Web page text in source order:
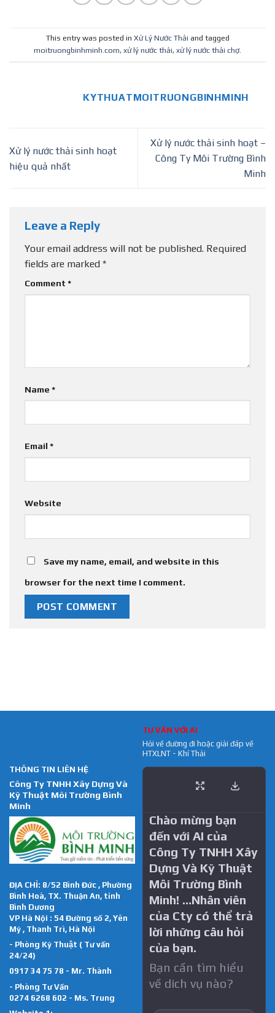
This entry was posted in Xử Lý Nước Thải and tagged
moitruongbinhminh.com, xử lý nước thải, xử lý nước thải chợ.
KYTHUATMOITRUONGBINHMINH
Xử lý nước thải sinh hoạt
hiệu quả nhất
Xử lý nước thải sinh hoạt –
Công Ty Môi Trường Bình
Minh
Leave a Reply
Your email address will not be published. Required
fields are marked *
Comment *
Name *
Email *
Website
Save my name, email, and website in this
browser for the next time I comment.
THÔNG TIN LIÊN HỆ
Công Ty TNHH Xây Dựng Và
Kỹ Thuật Môi Trường Bình
Minh
ĐỊA CHỈ: 8/52 Bình Đức , Phường
Bình Hoà, TX. Thuận An, tỉnh
Bình Dương
VP Hà Nội : 54 Đường số 2, Yên
Mỹ , Thanh Trì, Hà Nội
- Phòng Kỹ Thuật ( Tư vấn
24/24)
0917 34 75 78 - Mr. Thành
- Phòng Tư Vấn
0274 6268 602 - Ms. Trung
TƯ VẤN VỚI AI
Hỏi về đường đi hoặc giải đáp về
HTXLNT - Khí Thải
Chào mừng bạn
đến với AI của
Công Ty TNHH Xây
Dựng Và Kỹ Thuật
Môi Trường Bình
Minh! …Nhân viên
của Cty có thể trả
lời những câu hỏi
của bạn.
Bạn cần tìm hiểu
về dich vụ nào?